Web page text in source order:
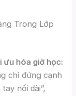
Trong Lớp
ưu hóa giờ học:
chỉ đứng cạnh
nối dài”,